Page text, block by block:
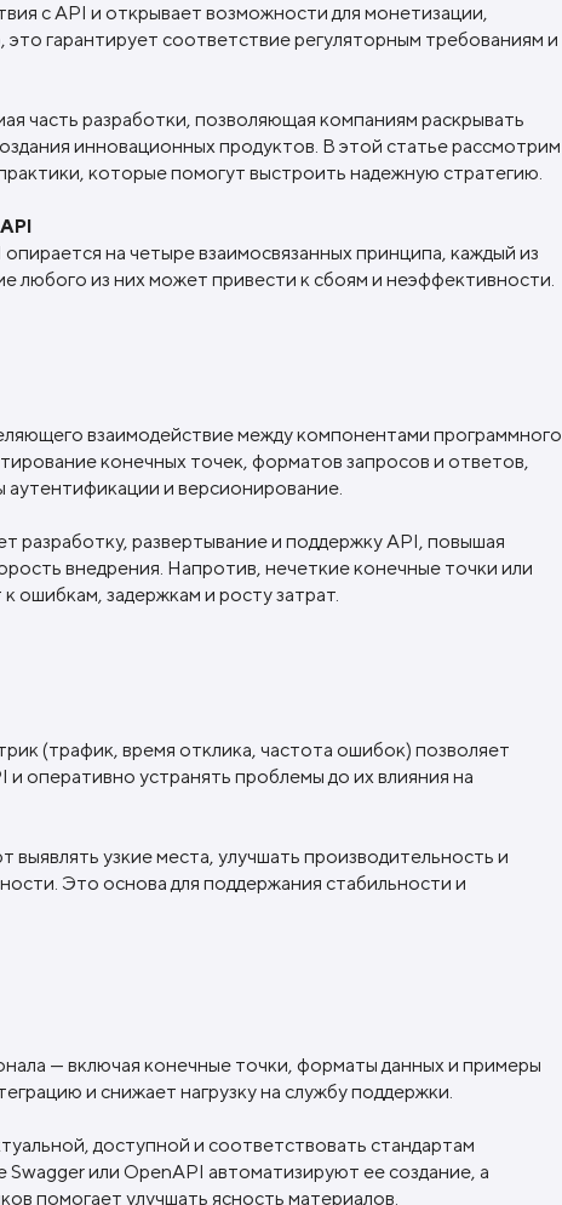
с API и открывает возможности для монетизации,
это гарантирует соответствие регуляторным требованиям и
часть разработки, позволяющая компаниям раскрывать
инновационных продуктов. В этой статье рассмотрим
которые помогут выстроить надежную стратегию.
на четыре взаимосвязанных принципа, каждый из
любого из них может привести к сбоям и неэффективности.
взаимодействие между компонентами программного
конечных точек, форматов запросов и ответов,
и версионирование.
разработку, развертывание и поддержку API, повышая
внедрения. Напротив, нечеткие конечные точки или
ошибкам, задержкам и росту затрат.
(трафик, время отклика, частота ошибок) позволяет
оперативно устранять проблемы до их влияния на
узкие места, улучшать производительность и
Это основа для поддержания стабильности и
— включая конечные точки, форматы данных и примеры
и снижает нагрузку на службу поддержки.
доступной и соответствовать стандартам
или OpenAPI автоматизируют ее создание, а
помогает улучшать ясность материалов.